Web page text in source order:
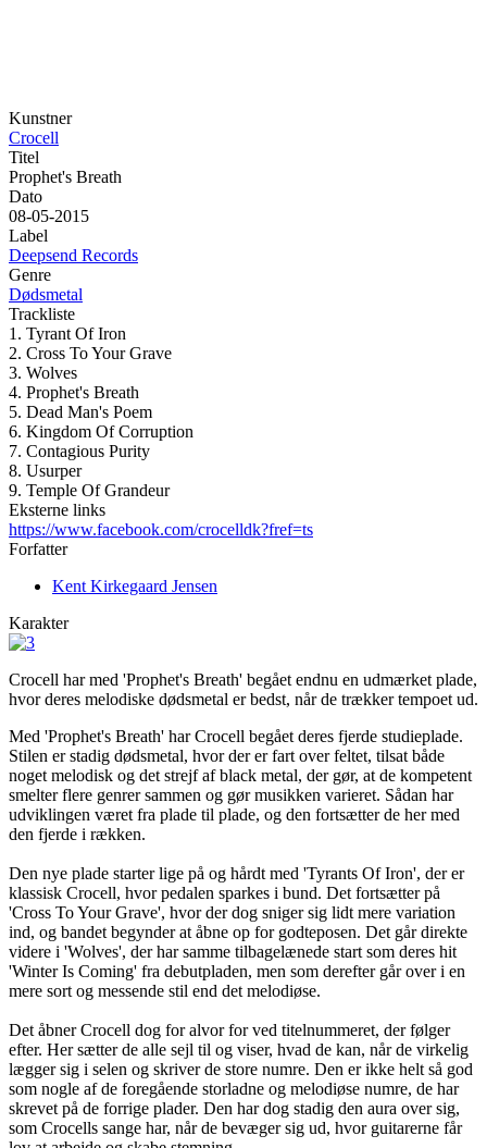
Kunstner
Crocell
Titel
Prophet's Breath
Dato
08-05-2015
Label
Deepsend Records
Genre
Dødsmetal
Trackliste
1. Tyrant Of Iron
2. Cross To Your Grave
3. Wolves
4. Prophet's Breath
5. Dead Man's Poem
6. Kingdom Of Corruption
7. Contagious Purity
8. Usurper
9. Temple Of Grandeur
Eksterne links
https://www.facebook.com/crocelldk?fref=ts
Forfatter
Kent Kirkegaard Jensen
Karakter
Crocell har med 'Prophet's Breath' begået endnu en udmærket plade,
hvor deres melodiske dødsmetal er bedst, når de trækker tempoet ud.
Med 'Prophet's Breath' har Crocell begået deres fjerde studieplade.
Stilen er stadig dødsmetal, hvor der er fart over feltet, tilsat både
noget melodisk og det strejf af black metal, der gør, at de kompetent
smelter flere genrer sammen og gør musikken varieret. Sådan har
udviklingen været fra plade til plade, og den fortsætter de her med
den fjerde i rækken.
Den nye plade starter lige på og hårdt med 'Tyrants Of Iron', der er
klassisk Crocell, hvor pedalen sparkes i bund. Det fortsætter på
'Cross To Your Grave', hvor der dog sniger sig lidt mere variation
ind, og bandet begynder at åbne op for godteposen. Det går direkte
videre i 'Wolves', der har samme tilbagelænede start som deres hit
'Winter Is Coming' fra debutpladen, men som derefter går over i en
mere sort og messende stil end det melodiøse.
Det åbner Crocell dog for alvor for ved titelnummeret, der følger
efter. Her sætter de alle sejl til og viser, hvad de kan, når de virkelig
lægger sig i selen og skriver de store numre. Den er ikke helt så god
som nogle af de foregående storladne og melodiøse numre, de har
skrevet på de forrige plader. Den har dog stadig den aura over sig,
som Crocells sange har, når de bevæger sig ud, hvor guitarerne får